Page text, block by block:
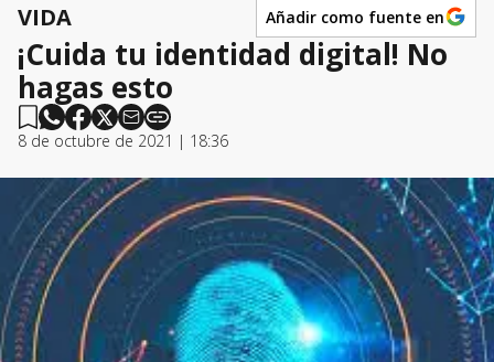
VIDA Añadir como fuente en
¡Cuida tu identidad digital! No
hagas esto
8 de octubre de 2021 | 18:36